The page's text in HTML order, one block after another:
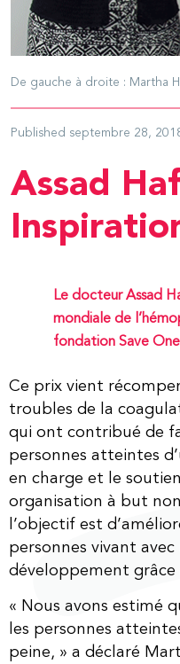
De gauche à droite : Martha
Published septembre 28,
Assad
Le docteur Assad
mondiale de
fondation Save
Ce prix vient
troubles de la
qui ont contribué de
personnes atteintes
en charge et le
organisation à but
l’objectif est
personnes vivant
développement grâce
« Nous avons estimé
les personnes
peine, » a déclaré